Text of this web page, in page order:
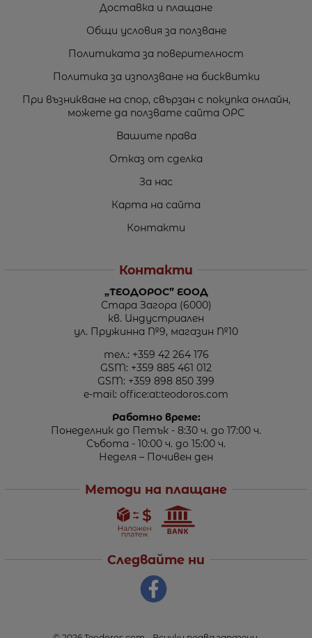
Доставка и плащане
Общи условия за ползване
Политиката за поверителност
Политика за използване на бисквитки
При възникване на спор, свързан с покупка онлайн,
можете да ползвате сайта ОРС
Вашите права
Отказ от сделка
За нас
Карта на сайта
Контакти
Контакти
„ТЕОДОРОС” ЕООД
Стара Загора (6000)
кв. Индустриален
ул. Пружинна №9, магазин №10
тел.: +359 42 264 176
GSM: +359 885 461 012
GSM: +359 898 850 399
e-mail: office:at:teodoros.com
Работно време:
Понеделник до Петък - 8:30 ч. до 17:00 ч.
Събота - 10:00 ч. до 15:00 ч.
Неделя – Почивен ден
Методи на плащане
Следвайте ни